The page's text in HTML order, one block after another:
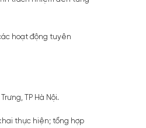
hoạt động tuyên
TP Hà Nội.
thực hiện; tổng hợp